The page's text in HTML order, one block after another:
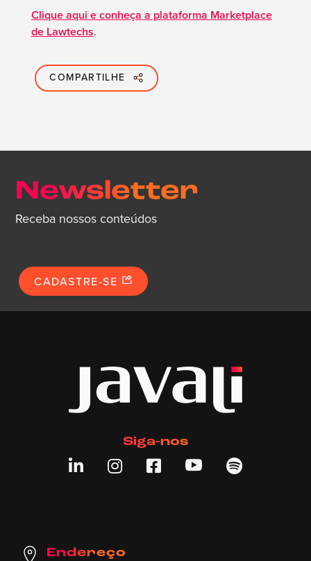
Clique aqui e conheça a plataforma Marketplace
de Lawtechs.
COMPARTILHE
Newsletter
Receba nossos conteúdos
CADASTRE-SE
Siga-nos
    
Endereço